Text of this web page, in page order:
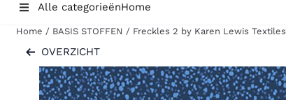
Alle categorieënHome
Home / BASIS STOFFEN / Freckles 2 by Karen Lewis Textiles
OVERZICHT